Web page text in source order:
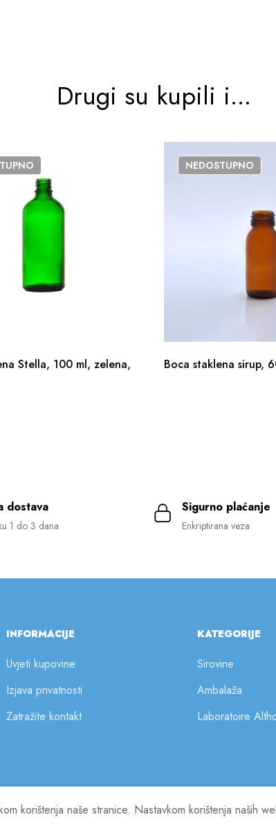
Drugi su kupili i...
Stella, 100 ml, zelena,
NEDOSTUPNO
Boca staklena sirup,
dostava
1 do 3 dana
Sigurno plaćanje
Enkriptirana veza
INFORMACIJE
Uvjeti kupovine
Izjava privatnosti
Zatražite kontakt
KATEGORIJE
Sirovine
Ambalaža
Laboratoire
korištenja naše stranice. Nastavkom korištenja naših